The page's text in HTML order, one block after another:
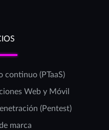
continuo (PTaaS)
Web y Móvil
(Pentest)
marca